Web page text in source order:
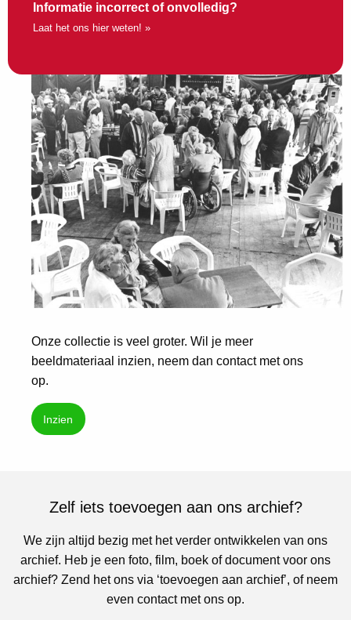
Informatie incorrect of onvolledig?
Laat het ons hier weten! »
Onze collectie is veel groter. Wil je meer
beeldmateriaal inzien, neem dan contact met ons
op.
Inzien
Zelf iets toevoegen aan ons archief?
We zijn altijd bezig met het verder ontwikkelen van ons
archief. Heb je een foto, film, boek of document voor ons
archief? Zend het ons via ‘toevoegen aan archief’, of neem
even contact met ons op.